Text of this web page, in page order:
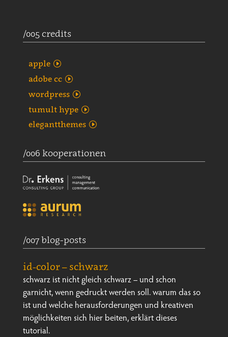
/005 credits
apple
adobe cc
wordpress
tumult hype
elegantthemes
/006 kooperationen
/007 blog-posts
id-color – schwarz
schwarz ist nicht gleich schwarz – und schon
garnicht, wenn gedruckt werden soll. warum das so
ist und welche herausforderungen und kreativen
möglichkeiten sich hier beiten, erklärt dieses
tutorial.